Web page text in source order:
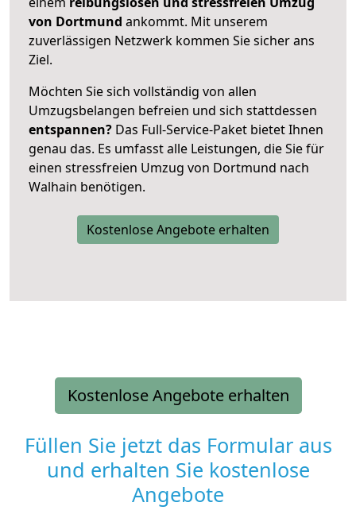
von Dortmund ankommt. Mit unserem
zuverlässigen Netzwerk kommen Sie sicher ans
Ziel.
Möchten Sie sich vollständig von allen
Umzugsbelangen befreien und sich stattdessen
entspannen? Das Full-Service-Paket bietet Ihnen
genau das. Es umfasst alle Leistungen, die Sie für
einen stressfreien Umzug von Dortmund nach
Walhain benötigen.
Kostenlose Angebote erhalten
Kostenlose Angebote erhalten
Füllen Sie jetzt das Formular aus
und erhalten Sie kostenlose
Angebote